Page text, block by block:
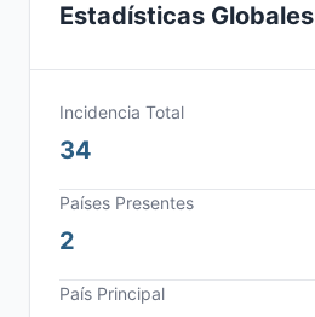
Estadísticas Globales
Incidencia Total
34
Países Presentes
2
País Principal